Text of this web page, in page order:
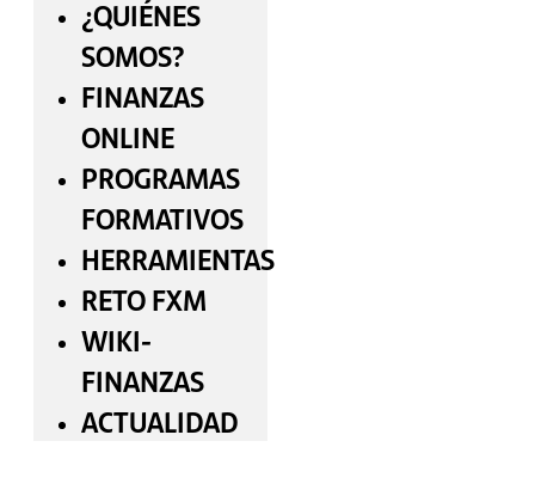
¿QUIÉNES
SOMOS?
FINANZAS
ONLINE
PROGRAMAS
FORMATIVOS
HERRAMIENTAS
RETO FXM
WIKI-
FINANZAS
ACTUALIDAD